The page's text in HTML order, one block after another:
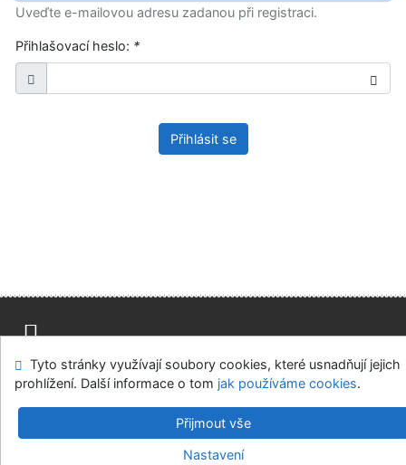
Uveďte e-mailovou adresu zadanou při registraci.
Přihlašovací heslo: *
Přihlásit se
Mapa stránek Přístupnost
Soukromí
Modul OpenSearch
Napište nám Nastavení cookies
Parlamentní knihovna České republiky
v.4.8.63a-Cosmotron Bohemia, s.r.o.
Tyto stránky využívají soubory cookies, které usnadňují jejich
prohlížení. Další informace o tom jak používáme cookies.
Přijmout vše
Nastavení